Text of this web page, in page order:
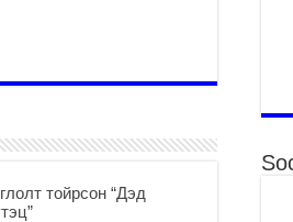
тойрсон “Дэд
Өв